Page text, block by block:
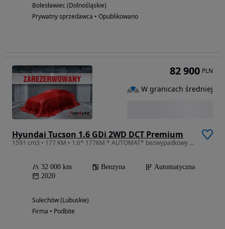
Bolesławiec (Dolnośląskie)
Prywatny sprzedawca • Opublikowano
Hyundai Tucson 1.6 GDi 2WD DCT Premium
1591 cm3 • 177 KM • 1.6* 177KM * AUTOMAT* bezwypadkowy * GWARANCJA *perfekcyjny *KAMERA *
32 000 km Benzyna
Automatyczna
2020
Sulechów (Lubuskie)
Firma • Podbite
82 900 PLN
W granicach średniej